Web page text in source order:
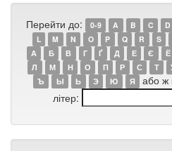
Перейти до: 0-9 A B C D
L
M N O P Q R S
А
Б В Г Ґ Д Е Є Ё
Л
М Н О П Р С Т
Ъ
Ы Ь Э Ю Я
або ж
літер: